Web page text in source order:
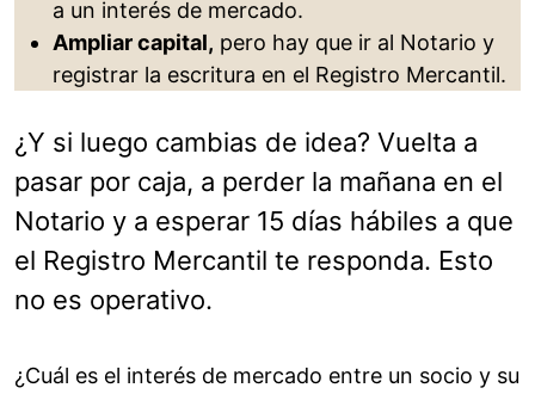
a un interés de mercado.
Ampliar capital, pero hay que ir al Notario y
registrar la escritura en el Registro Mercantil.
¿Y si luego cambias de idea? Vuelta a
pasar por caja, a perder la mañana en el
Notario y a esperar 15 días hábiles a que
el Registro Mercantil te responda. Esto
no es operativo.
¿Cuál es el interés de mercado entre un socio y su